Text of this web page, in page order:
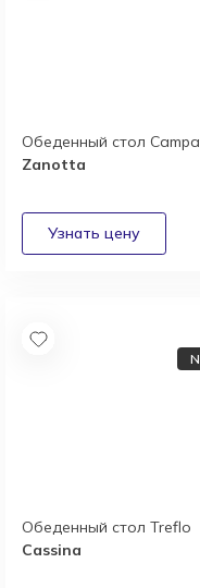
Обеденный стол Campa
Zanotta
Обеденный стол Treflo
Cassina